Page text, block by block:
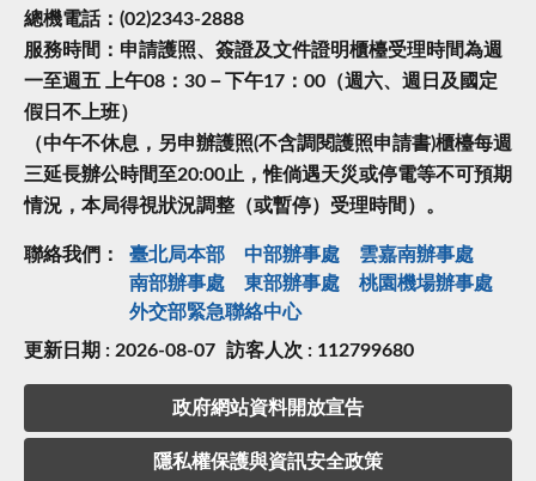
總機電話：(02)2343-2888
服務時間：申請護照、簽證及文件證明櫃檯受理時間為週
一至週五 上午08：30－下午17：00（週六、週日及國定
假日不上班）
（中午不休息，另申辦護照(不含調閱護照申請書)櫃檯每週
三延長辦公時間至20:00止，惟倘遇天災或停電等不可預期
情況，本局得視狀況調整（或暫停）受理時間）。
聯絡我們： 臺北局本部 中部辦事處
雲嘉南辦事處
南部辦事處
東部辦事處
桃園機場辦事處
外交部緊急聯絡中⼼
更新日期 : 2026-08-07 訪客人次 : 112799680
政府網站資料開放宣告
隱私權保護與資訊安全政策